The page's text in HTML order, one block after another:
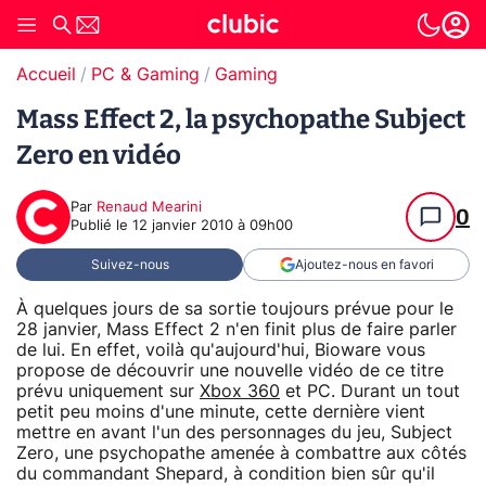
Accueil PC & Gaming Gaming
Mass Effect 2, la psychopathe Subject
Zero en vidéo
Par Renaud Mearini
Publié le 12 janvier 2010 à 09h00 0
Suivez-nous Ajoutez-nous en favori
À quelques jours de sa sortie toujours prévue pour le
28 janvier, Mass Effect 2 n'en finit plus de faire parler
de lui. En effet, voilà qu'aujourd'hui, Bioware vous
propose de découvrir une nouvelle vidéo de ce titre
prévu uniquement sur Xbox 360 et PC. Durant un tout
petit peu moins d'une minute, cette dernière vient
mettre en avant l'un des personnages du jeu, Subject
Zero, une psychopathe amenée à combattre aux côtés
du commandant Shepard, à condition bien sûr qu'il